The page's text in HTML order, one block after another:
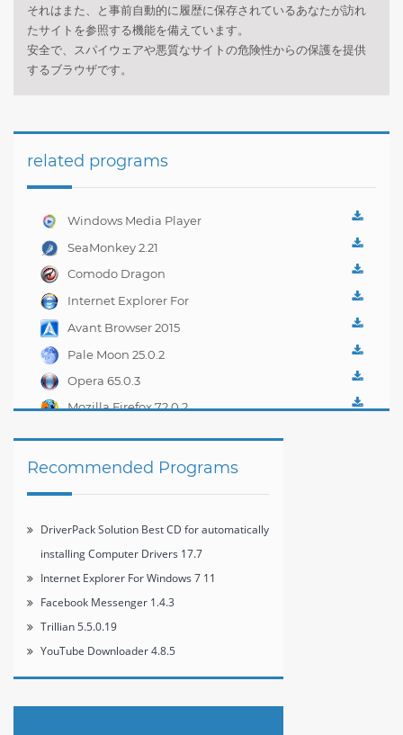
それはまた、と事前自動的に履歴に保存されているあなたが訪れ
たサイトを参照する機能を備えています。
安全で、スパイウェアや悪質なサイトの危険性からの保護を提供
するブラウザです。
related programs
Windows Media Player
Firefox Plugin 1.0.0.8
SeaMonkey 2.21
Comodo Dragon
Internet Browser 30.0
Internet Explorer For
Avant Browser 2015
Build 6
Pale Moon 25.0.2
Opera 65.0.3
Mozilla Firefox 72.0.2
Recommended Programs
DriverPack Solution Best CD for automatically
installing Computer Drivers 17.7
Internet Explorer For Windows 7 11
Facebook Messenger 1.4.3
Trillian 5.5.0.19
YouTube Downloader 4.8.5